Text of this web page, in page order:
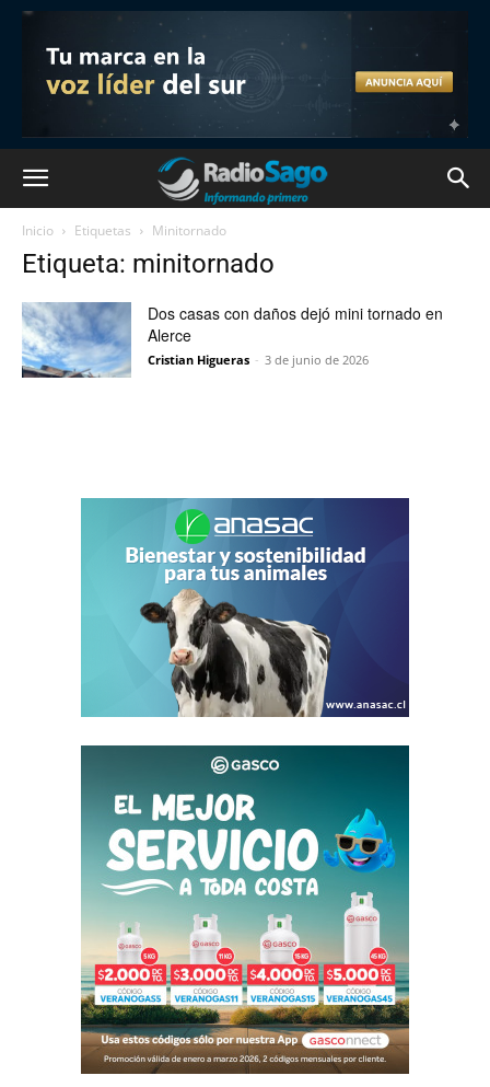
Inicio Etiquetas Minitornado
Etiqueta: minitornado
Dos casas con daños dejó mini tornado en
Alerce
Cristian Higueras - 3 de junio de 2026